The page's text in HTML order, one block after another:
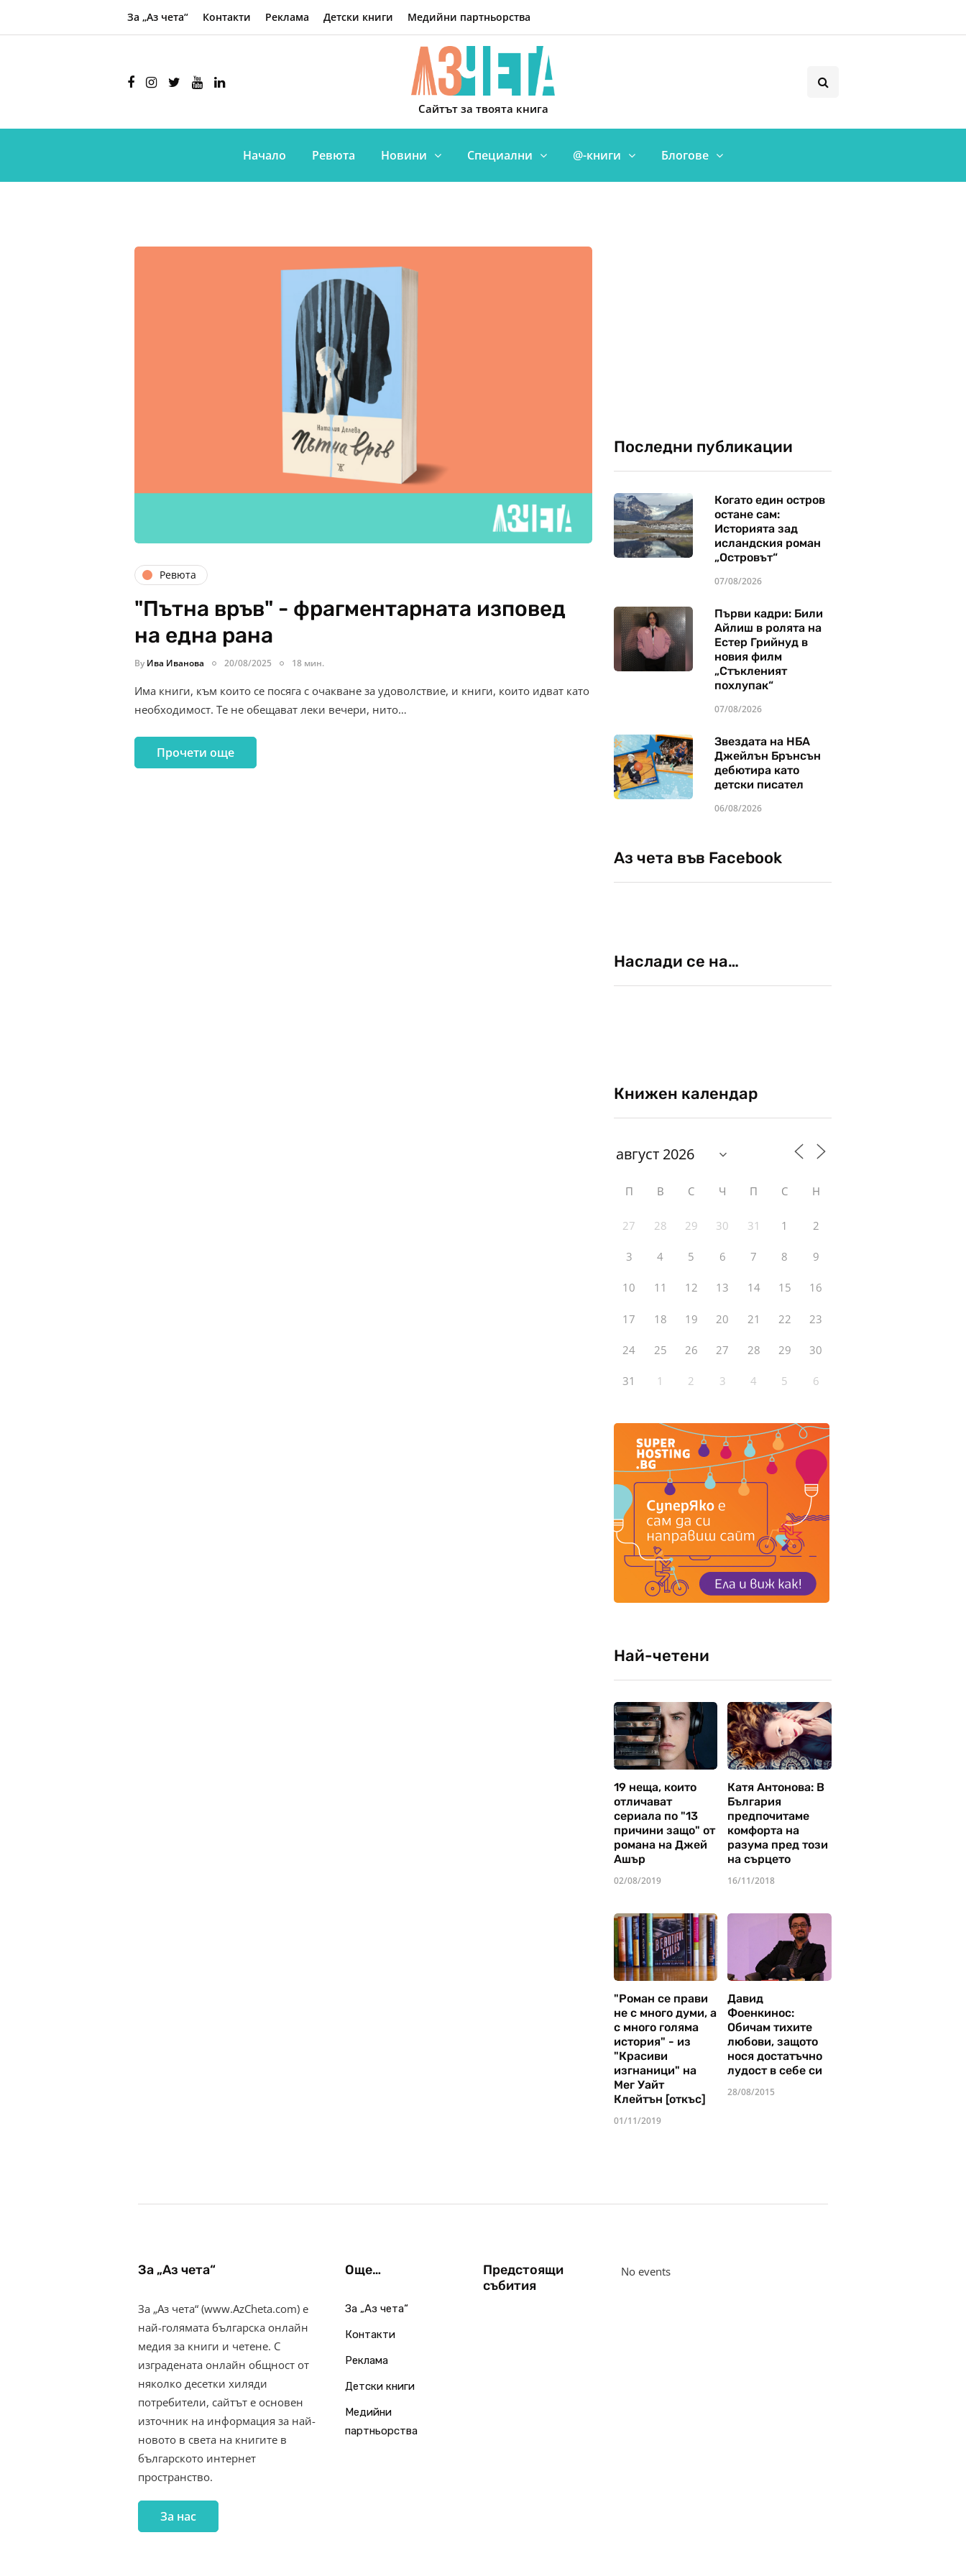
За „Аз чета“ Контакти Реклама Детски книги Медийни партньорства
Сайтът за твоята книга
Начало Ревюта Новини Специални @-книги Блогове
Ревюта
"Пътна връв" - фрагментарната изповед
на една рана
By Ива Иванова 20/08/2025 18 мин.
Има книги, към които се посяга с очакване за удоволствие, и книги, които идват като
необходимост. Те не обещават леки вечери, нито…
Прочети още
Последни публикации
Когато един остров
остане сам:
Историята зад
исландския роман
„Островът“
07/08/2026
Първи кадри: Били
Айлиш в ролята на
Естер Грийнуд в
новия филм
„Стъкленият
похлупак“
07/08/2026
Звездата на НБА
Джейлън Брънсън
дебютира като
детски писател
06/08/2026
Аз чета във Facebook
Наслади се на…
Книжен календар
П В С Ч П С Н
27 28 29 30 31 1 2
3 4 5 6 7 8 9
10 11 12 13 14 15 16
17 18 19 20 21 22 23
24 25 26 27 28 29 30
31 1 2 3 4 5 6
Най-четени
19 неща, които
отличават
сериала по "13
причини защо" от
романа на Джей
Ашър
02/08/2019
Катя Антонова: В
България
предпочитаме
комфорта на
разума пред този
на сърцето
16/11/2018
"Роман се прави
не с много думи, а
с много голяма
история" - из
"Красиви
изгнаници" на
Мег Уайт
Клейтън [откъс]
01/11/2019
Давид
Фоенкинос:
Обичам тихите
любови, защото
нося достатъчно
лудост в себе си
28/08/2015
За „Аз чета“
За „Аз чета“ (www.AzCheta.com) е
най-голямата българска онлайн
медия за книги и четене. С
изградената онлайн общност от
няколко десетки хиляди
потребители, сайтът е основен
източник на информация за най-
новото в света на книгите в
българското интернет
пространство.
За нас
Още…
За „Аз чета“
Контакти
Реклама
Детски книги
Медийни
партньорства
Предстоящи
събития
No events